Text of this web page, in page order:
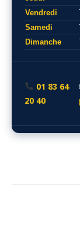
Vendredi
Samedi
Dimanche
01 83 64
20 40